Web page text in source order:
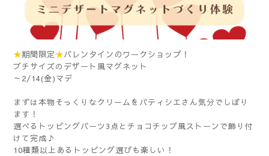
★期間限定★バレンタインのワークショップ！
プチサイズのデザート風マグネット
～2/14(金)マデ
まずは本物そっくりなクリームをパティシエさん気分でしぼり
ます！
選べるトッピングパーツ3点とチョコチップ風ストーンで飾り付
けて完成♪
10種類以上あるトッピング選びも楽しい！